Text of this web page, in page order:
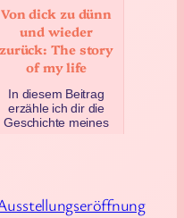
Lebens, in der i…
April 20, 2025
Von dick zu dünn
und wieder
zurück: The story
of my life
In diesem Beitrag
erzähle ich dir die
Geschichte meines
April 9, 2025